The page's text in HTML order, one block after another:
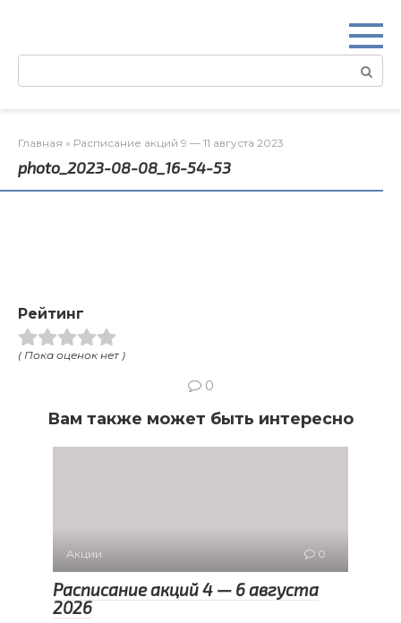
Поиск:
Главная » Расписание акций 9 — 11 августа 2023
photo_2023-08-08_16-54-53
Рейтинг
( Пока оценок нет )
0
Вам также может быть интересно
Акции 0
Расписание акций 4 — 6 августа
2026